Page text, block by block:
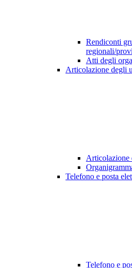
Rendiconti
regionali/
Atti degli
Articolazione degli
Telefono e posta
Telefono e